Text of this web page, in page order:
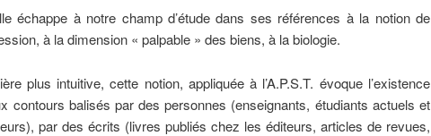
échappe à notre champ d’étude dans ses références à la notion de
à la dimension « palpable » des biens, à la biologie.
plus intuitive, cette notion, appliquée à l’A.P.S.T. évoque l’existence
contours balisés par des personnes (enseignants, étudiants actuels et
par des écrits (livres publiés chez les éditeurs, articles de revues,